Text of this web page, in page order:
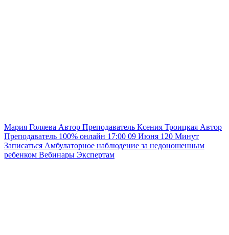
Мария Голяева Автор Преподаватель Ксения Троицкая Автор
Преподаватель 100% онлайн 17:00 09 Июня 120 Минут
Записаться Амбулаторное наблюдение за недоношенным
ребенком Вебинары Экспертам